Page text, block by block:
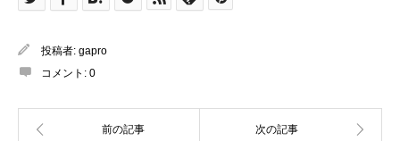
投稿者: gapro
コメント: 0